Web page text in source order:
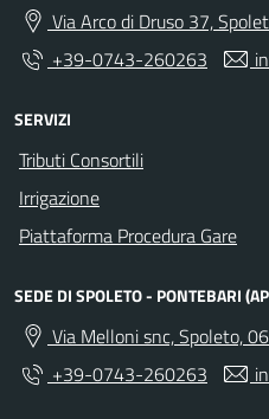
Via Arco di Druso 37,
+39-0743-260263
SERVIZI
Tributi Consortili
Irrigazione
Piattaforma Procedura Gare
SEDE DI SPOLETO - PONTEBARI
Via Melloni snc, Spoleto,
+39-0743-260263